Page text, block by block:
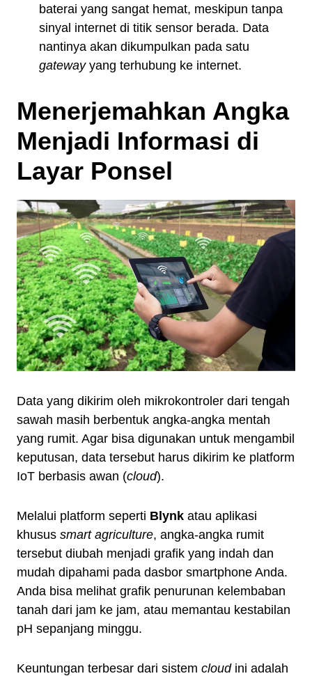
baterai yang sangat hemat, meskipun tanpa
sinyal internet di titik sensor berada. Data
nantinya akan dikumpulkan pada satu
gatewayyang terhubung ke internet.
Menerjemahkan Angka
Menjadi Informasi di
Layar Ponsel
Data yang dikirim oleh mikrokontroler dari tengah
sawah masih berbentuk angka-angka mentah
yang rumit. Agar bisa digunakan untuk mengambil
keputusan, data tersebut harus dikirim ke platform
IoT berbasis awan (cloud).
Melalui platform seperti Blynk atau aplikasi
khusus smart agriculture, angka-angka rumit
tersebut diubah menjadi grafik yang indah dan
mudah dipahami pada dasbor smartphone Anda.
Anda bisa melihat grafik penurunan kelembaban
tanah dari jam ke jam, atau memantau kestabilan
pH sepanjang minggu.
Keuntungan terbesar dari sistem cloudini adalah